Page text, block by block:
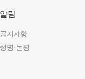
알림
공지사항
성명·논평